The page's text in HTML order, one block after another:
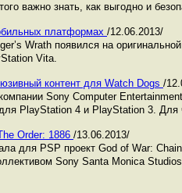
важно знать, как выгодно и
платформах /12.06.2013/
Wrath появился на
Vita.
контент для Watch Dogs /
Sony Computer
PlayStation 4 и PlayStation 3. Для
Order: 1886 /13.06.2013/
для PSP проект God of War:
Sony Santa Monica